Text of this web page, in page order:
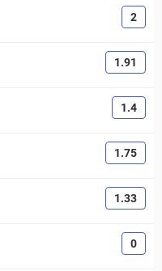
2
1.91
1.4
1.75
1.33
0